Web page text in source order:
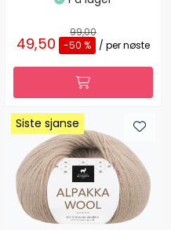
99,00
49,50 -50 % / per nøste
Siste sjanse
Siste sjanse
Siste sjanse
Siste sjanse